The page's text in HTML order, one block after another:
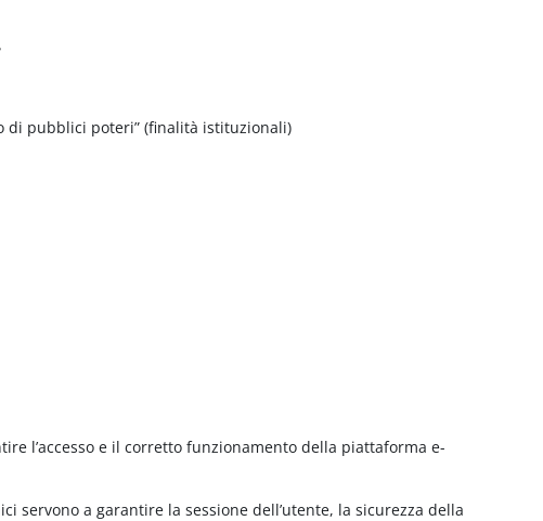
di pubblici poteri” (finalità istituzionali)
l’accesso e il corretto funzionamento della piattaforma e-
servono a garantire la sessione dell’utente, la sicurezza della